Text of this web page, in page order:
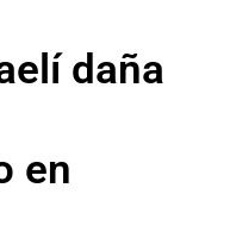
daña
en